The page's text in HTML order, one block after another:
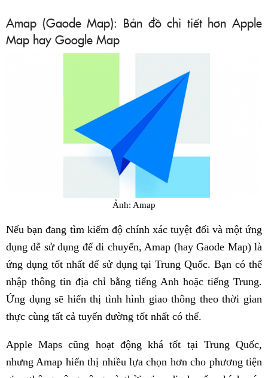
Amap (Gaode Map): Bản đồ chi tiết hơn Apple
Map hay Google Map
Ảnh: Amap
Nếu bạn đang tìm kiếm độ chính xác tuyệt đối và một ứng
dụng dễ sử dụng để di chuyển, Amap (hay Gaode Map) là
ứng dụng tốt nhất để sử dụng tại Trung Quốc. Bạn có thể
nhập thông tin địa chỉ bằng tiếng Anh hoặc tiếng Trung.
Ứng dụng sẽ hiển thị tình hình giao thông theo thời gian
thực cùng tất cả tuyến đường tốt nhất có thể.
Apple Maps cũng hoạt động khá tốt tại Trung Quốc,
nhưng Amap hiển thị nhiều lựa chọn hơn cho phương tiện